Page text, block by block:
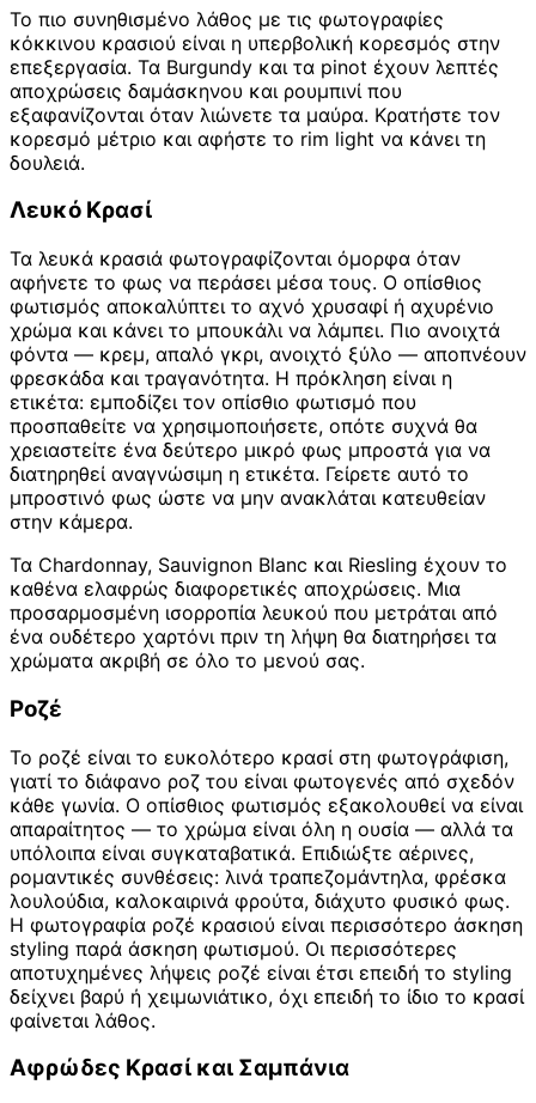
Το πιο συνηθισμένο λάθος με τις φωτογραφίες
κόκκινου κρασιού είναι η υπερβολική κορεσμός στην
επεξεργασία. Τα Burgundy και τα pinot έχουν λεπτές
αποχρώσεις δαμάσκηνου και ρουμπινί που
εξαφανίζονται όταν λιώνετε τα μαύρα. Κρατήστε τον
κορεσμό μέτριο και αφήστε το rim light να κάνει τη
δουλειά.
Λευκό Κρασί
Τα λευκά κρασιά φωτογραφίζονται όμορφα όταν
αφήνετε το φως να περάσει μέσα τους. Ο οπίσθιος
φωτισμός αποκαλύπτει το αχνό χρυσαφί ή αχυρένιο
χρώμα και κάνει το μπουκάλι να λάμπει. Πιο ανοιχτά
φόντα — κρεμ, απαλό γκρι, ανοιχτό ξύλο — αποπνέουν
φρεσκάδα και τραγανότητα. Η πρόκληση είναι η
ετικέτα: εμποδίζει τον οπίσθιο φωτισμό που
προσπαθείτε να χρησιμοποιήσετε, οπότε συχνά θα
χρειαστείτε ένα δεύτερο μικρό φως μπροστά για να
διατηρηθεί αναγνώσιμη η ετικέτα. Γείρετε αυτό το
μπροστινό φως ώστε να μην ανακλάται κατευθείαν
στην κάμερα.
Τα Chardonnay, Sauvignon Blanc και Riesling έχουν το
καθένα ελαφρώς διαφορετικές αποχρώσεις. Μια
προσαρμοσμένη ισορροπία λευκού που μετράται από
ένα ουδέτερο χαρτόνι πριν τη λήψη θα διατηρήσει τα
χρώματα ακριβή σε όλο το μενού σας.
Ροζέ
Το ροζέ είναι το ευκολότερο κρασί στη φωτογράφιση,
γιατί το διάφανο ροζ του είναι φωτογενές από σχεδόν
κάθε γωνία. Ο οπίσθιος φωτισμός εξακολουθεί να είναι
απαραίτητος — το χρώμα είναι όλη η ουσία — αλλά τα
υπόλοιπα είναι συγκαταβατικά. Επιδιώξτε αέρινες,
ρομαντικές συνθέσεις: λινά τραπεζομάντηλα, φρέσκα
λουλούδια, καλοκαιρινά φρούτα, διάχυτο φυσικό φως.
Η φωτογραφία ροζέ κρασιού είναι περισσότερο άσκηση
styling παρά άσκηση φωτισμού. Οι περισσότερες
αποτυχημένες λήψεις ροζέ είναι έτσι επειδή το styling
δείχνει βαρύ ή χειμωνιάτικο, όχι επειδή το ίδιο το κρασί
φαίνεται λάθος.
Αφρώδες Κρασί και Σαμπάνια